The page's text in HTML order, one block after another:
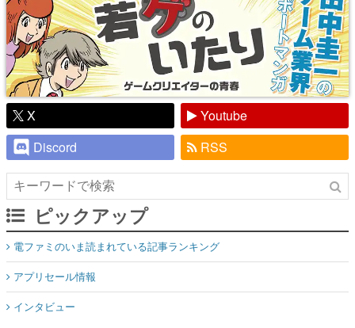
X
Youtube
Discord
RSS
ピックアップ
電ファミのいま読まれている記事ランキング
アプリセール情報
インタビュー